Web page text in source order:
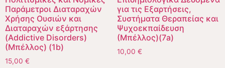
Παράμετροι Διαταραχών
Χρήσης Ουσιών και
Διαταραχών εξάρτησης
(Addictive Disorders)
(Μπέλλος) (1b)
15,00 €
για τις Εξαρτήσεις,
Συστήματα Θεραπείας και
Ψυχοεκπαίδευση
(Μπέλλος)(7a)
10,00 €